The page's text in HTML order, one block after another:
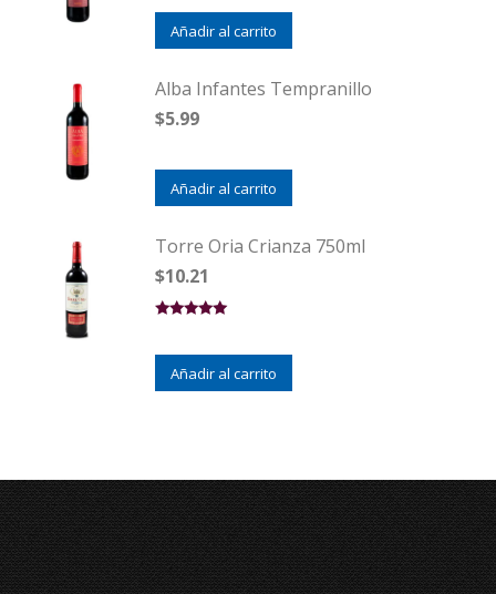
Añadir al carrito
Alba Infantes Tempranillo
$5.99
Añadir al carrito
Torre Oria Crianza 750ml
$10.21
Añadir al carrito